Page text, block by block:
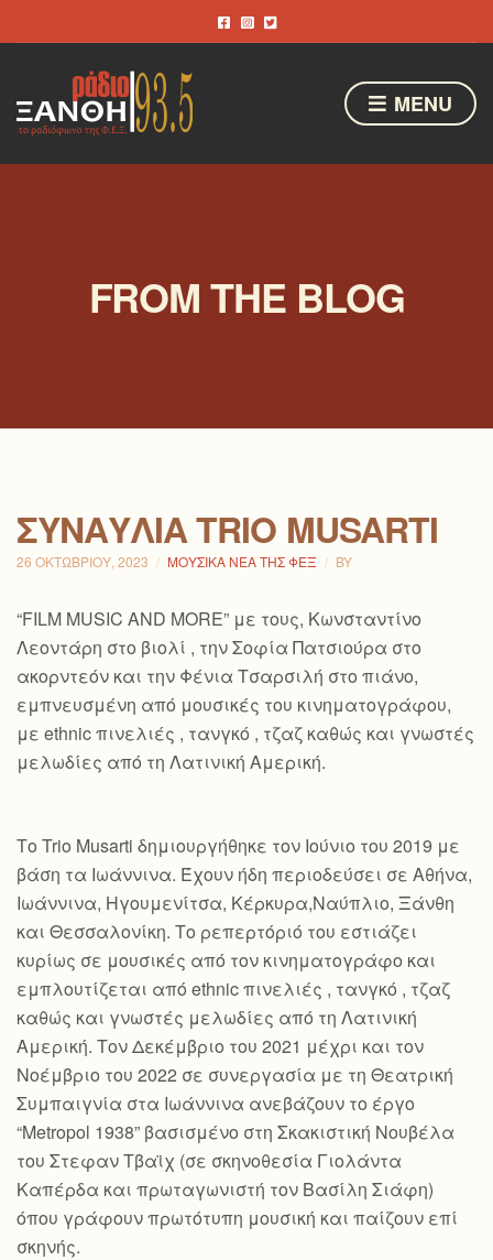
MENU
FROM THE BLOG
ΣΥΝΑΥΛΊΑ TRIO MUSARTI
26 ΟΚΤΩΒΡΊΟΥ, 2023 ΜΟΥΣΙΚΆ ΝΈΑ ΤΗΣ ΦΕΞ BY
“FILM MUSIC AND MORE” με τους, Κωνσταντίνο
Λεοντάρη στο βιολί , την Σοφία Πατσιούρα στο
ακορντεόν και την Φένια Τσαρσιλή στο πιάνο,
εμπνευσμένη από μουσικές του κινηματογράφου,
με ethnic πινελιές , τανγκό , τζαζ καθώς και γνωστές
μελωδίες από τη Λατινική Αμερική.
Το Trio Musarti δημιουργήθηκε τον Ιούνιο του 2019 με
βάση τα Ιωάννινα. Έχουν ήδη περιοδεύσει σε Αθήνα,
Ιωάννινα, Ηγουμενίτσα, Κέρκυρα,Ναύπλιο, Ξάνθη
και Θεσσαλονίκη. Το ρεπερτόριό του εστιάζει
κυρίως σε μουσικές από τον κινηματογράφο και
εμπλουτίζεται από ethnic πινελιές , τανγκό , τζαζ
καθώς και γνωστές μελωδίες από τη Λατινική
Αμερική. Τον Δεκέμβριο του 2021 μέχρι και τον
Νοέμβριο του 2022 σε συνεργασία με τη Θεατρική
Συμπαιγνία στα Ιωάννινα ανεβάζουν το έργο
“Metropol 1938” βασισμένο στη Σκακιστική Νουβέλα
του Στεφαν Τβαϊχ (σε σκηνοθεσία Γιολάντα
Καπέρδα και πρωταγωνιστή τον Βασίλη Σιάφη)
όπου γράφουν πρωτότυπη μουσική και παίζουν επί
σκηνής.